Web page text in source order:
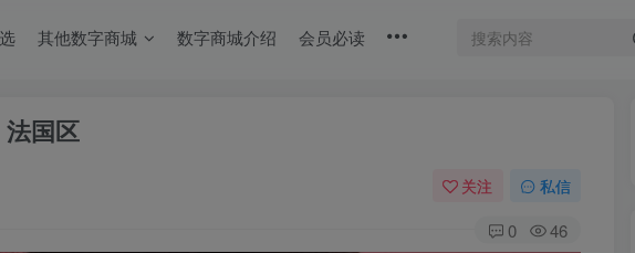
其他数字商城 数字商城介绍 会员必读
国区
关注 私信
0 46